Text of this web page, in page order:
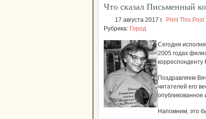
Что сказал Письменный
17 августа 2017 г. Print This Post
Рубрика: Город
Сегодня
2005 годах
Поздравляем
читателей его
опубликованное
Напомним, это